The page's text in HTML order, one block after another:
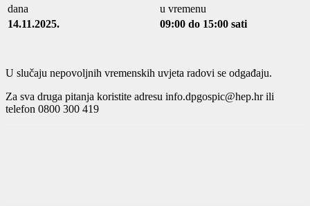
dana
u vremenu
14.11.2025.
09:00 do 15:00 sati
U slučaju nepovoljnih vremenskih uvjeta radovi se odgađaju.
Za sva druga pitanja koristite adresu info.dpgospic@hep.hr ili
telefon 0800 300 419